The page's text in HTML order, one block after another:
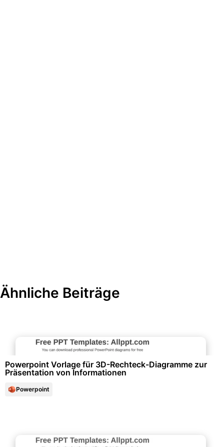
Ähnliche Beiträge
Powerpoint Vorlage für 3D-Rechteck-Diagramme zur
Präsentation von Informationen
Powerpoint